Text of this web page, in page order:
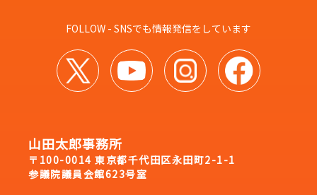
FOLLOW - SNSでも情報発信をしています
山田太郎事務所
〒100-0014 東京都千代田区永田町2-1-1
参議院議員会館623号室